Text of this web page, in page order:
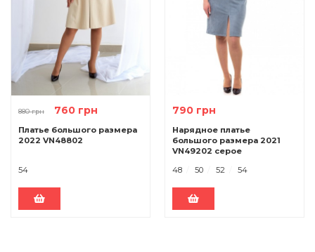
880 грн 760 грн
Платье большого размера
2022 VN48802
54
790 грн
Нарядное платье
большого размера 2021
VN49202 серое
48
50 52 54